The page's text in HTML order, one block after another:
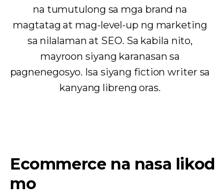
na tumutulong sa mga brand na
magtatag at mag-level-up ng marketing
sa nilalaman at SEO. Sa kabila nito,
mayroon siyang karanasan sa
pagnenegosyo. Isa siyang fiction writer sa
kanyang libreng oras.
Ecommerce na nasa likod
mo